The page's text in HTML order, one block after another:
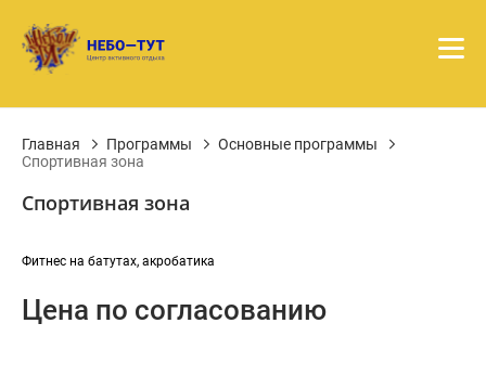
Главная Программы
Основные программы
Спортивная зона
Спортивная зона
Фитнес на батутах, акробатика
Цена по согласованию